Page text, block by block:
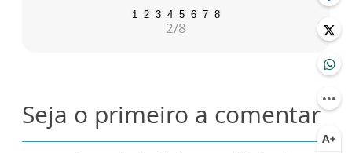
1 2 3 4 5 6 7 8
2/8
Seja o primeiro a comentar